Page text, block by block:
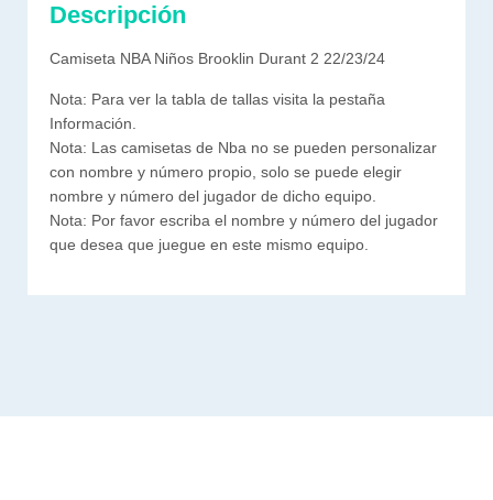
Descripción
Camiseta NBA Niños Brooklin Durant 2 22/23/24
Nota: Para ver la tabla de tallas visita la pestaña
Información.
Nota: Las camisetas de Nba no se pueden personalizar
con nombre y número propio, solo se puede elegir
nombre y número del jugador de dicho equipo.
Nota: Por favor escriba el nombre y número del jugador
que desea que juegue en este mismo equipo.